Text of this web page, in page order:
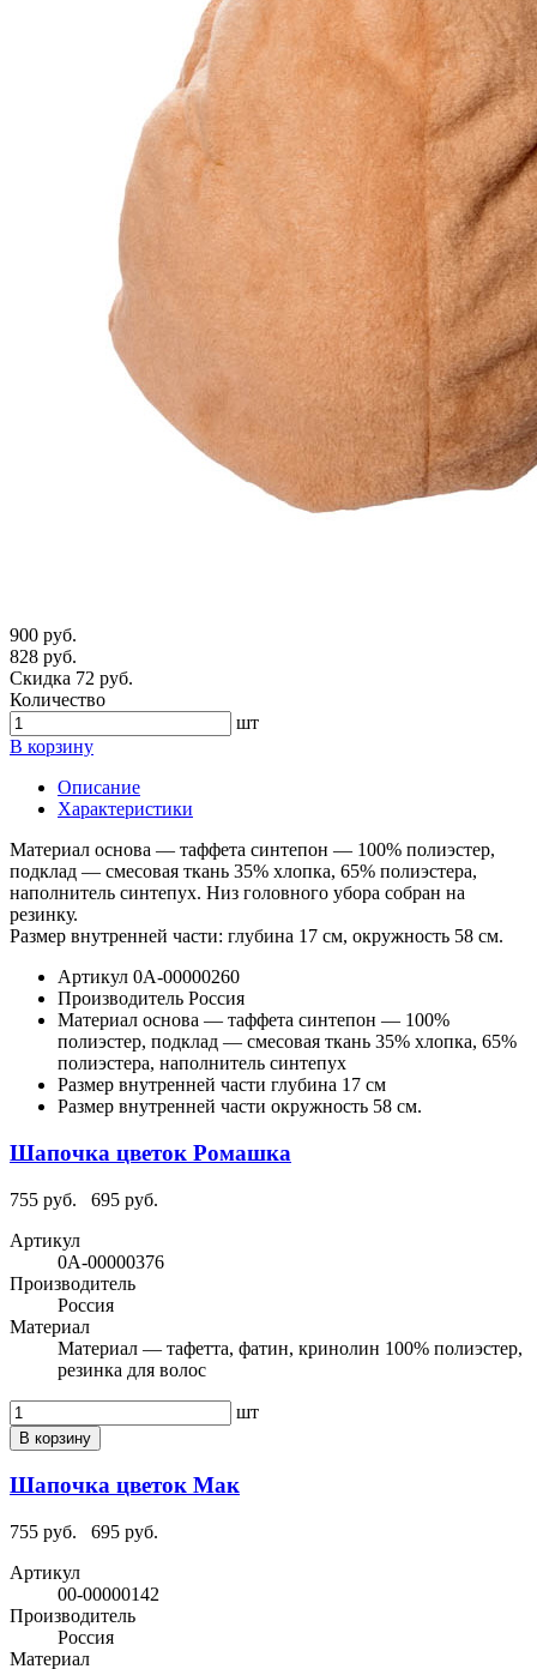
900 руб.
828 руб.
Скидка 72 руб.
Количество
шт
В корзину
Описание
Характеристики
Материал основа — таффета синтепон — 100% полиэстер,
подклад — смесовая ткань 35% хлопка, 65% полиэстера,
наполнитель синтепух. Низ головного убора собран на
резинку.
Размер внутренней части: глубина 17 см, окружность 58 см.
Артикул 0А-00000260
Производитель Россия
Материал основа — таффета синтепон — 100%
полиэстер, подклад — смесовая ткань 35% хлопка, 65%
полиэстера, наполнитель синтепух
Размер внутренней части глубина 17 см
Размер внутренней части окружность 58 см.
Шапочка цветок Ромашка
755 руб.
695 руб.
Артикул
0А-00000376
Производитель
Россия
Материал
Материал — тафетта, фатин, кринолин 100% полиэстер,
резинка для волос
шт
В корзину
Шапочка цветок Мак
755 руб.
695 руб.
Артикул
00-00000142
Производитель
Россия
Материал